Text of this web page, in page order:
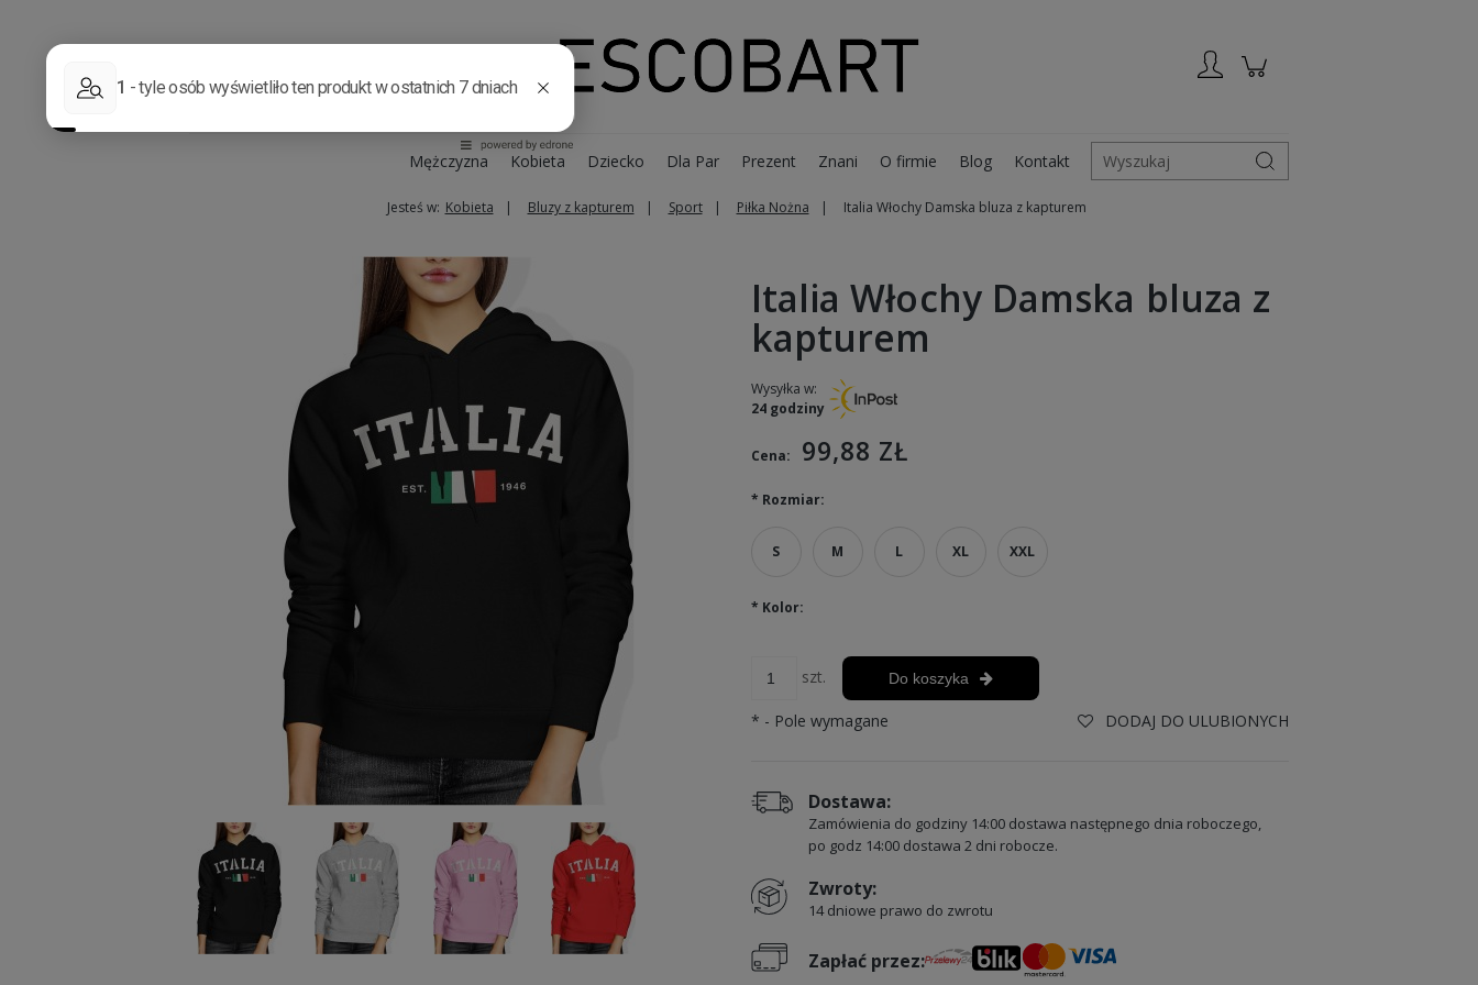
Mężczyzna Kobieta Dziecko Dla Par Prezent Znani O firmie Blog Kontakt Wyszukaj
Jesteś w: Kobieta Bluzy z kapturem Sport Piłka Nożna Italia Włochy Damska bluza z kapturem
Italia Włochy Damska bluza z
kapturem
Wysyłka w:
24 godziny
Cena: 99,88 ZŁ
* Rozmiar:
S M L XL XXL
* Kolor:
szt. Do koszyka
DODAJ DO ULUBIONYCH
* - Pole wymagane
Dostawa:
Zamówienia do godziny 14:00 dostawa następnego dnia roboczego,
po godz 14:00 dostawa 2 dni robocze.
Zwroty:
14 dniowe prawo do zwrotu
Zapłać przez: